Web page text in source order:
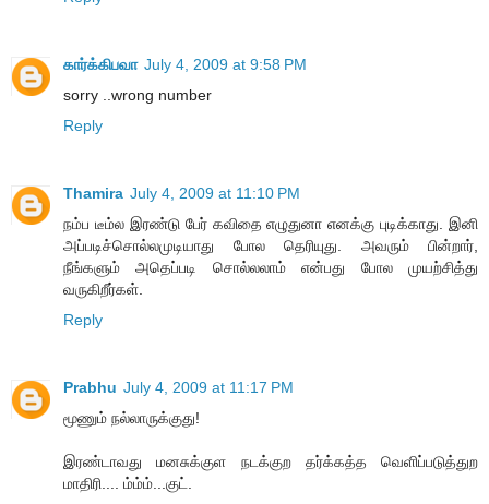
கார்க்கிபவா July 4, 2009 at 9:58 PM
sorry ..wrong number
Reply
Thamira July 4, 2009 at 11:10 PM
நம்ப டீம்ல இரண்டு பேர் கவிதை எழுதுனா எனக்கு புடிக்காது. இனி
அப்படிச்சொல்லமுடியாது போல தெரியுது. அவரும் பின்றார்,
நீங்களும் அதெப்படி சொல்லலாம் என்பது போல முயற்சித்து
வருகிறீர்கள்.
Reply
Prabhu July 4, 2009 at 11:17 PM
மூணும் நல்லாருக்குது!
இரண்டாவது மனசுக்குள நடக்குற தர்க்கத்த வெளிப்படுத்துற
மாதிரி.... ம்ம்ம்...குட்.